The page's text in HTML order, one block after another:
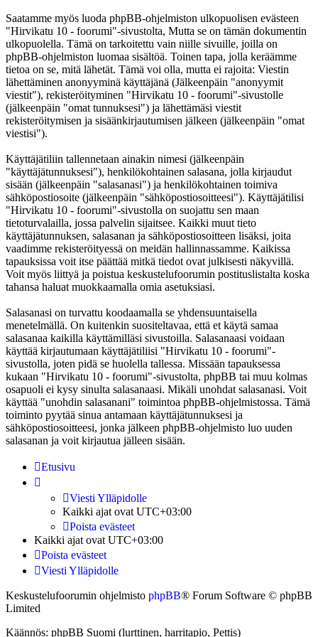
Saatamme myös luoda phpBB-ohjelmiston ulkopuolisen evästeen
"Hirvikatu 10 - foorumi"-sivustolta, Mutta se on tämän dokumentin
ulkopuolella. Tämä on tarkoitettu vain niille sivuille, joilla on
phpBB-ohjelmiston luomaa sisältöä. Toinen tapa, jolla keräämme
tietoa on se, mitä lähetät. Tämä voi olla, mutta ei rajoita: Viestin
lähettäminen anonyyminä käyttäjänä (Jälkeenpäin "anonyymit
viestit"), rekisteröityminen "Hirvikatu 10 - foorumi"-sivustolle
(jälkeenpäin "omat tunnuksesi") ja lähettämäsi viestit
rekisteröitymisen ja sisäänkirjautumisen jälkeen (jälkeenpäin "omat
viestisi").
Käyttäjätiliin tallennetaan ainakin nimesi (jälkeenpäin
"käyttäjätunnuksesi"), henkilökohtainen salasana, jolla kirjaudut
sisään (jälkeenpäin "salasanasi") ja henkilökohtainen toimiva
sähköpostiosoite (jälkeenpäin "sähköpostiosoitteesi"). Käyttäjätilisi
"Hirvikatu 10 - foorumi"-sivustolla on suojattu sen maan
tietoturvalailla, jossa palvelin sijaitsee. Kaikki muut tieto
käyttäjätunnuksen, salasanan ja sähköpostiosoitteen lisäksi, joita
vaadimme rekisteröityessä on meidän hallinnassamme. Kaikissa
tapauksissa voit itse päättää mitkä tiedot ovat julkisesti näkyvillä.
Voit myös liittyä ja poistua keskustelufoorumin postituslistalta koska
tahansa haluat muokkaamalla omia asetuksiasi.
Salasanasi on turvattu koodaamalla se yhdensuuntaisella
menetelmällä. On kuitenkin suositeltavaa, että et käytä samaa
salasanaa kaikilla käyttämilläsi sivustoilla. Salasanaasi voidaan
käyttää kirjautumaan käyttäjätiliisi "Hirvikatu 10 - foorumi"-
sivustolla, joten pidä se huolella tallessa. Missään tapauksessa
kukaan "Hirvikatu 10 - foorumi"-sivustolta, phpBB tai muu kolmas
osapuoli ei kysy sinulta salasanaasi. Mikäli unohdat salasanasi. Voit
käyttää "unohdin salasanani" toimintoa phpBB-ohjelmistossa. Tämä
toiminto pyytää sinua antamaan käyttäjätunnuksesi ja
sähköpostiosoitteesi, jonka jälkeen phpBB-ohjelmisto luo uuden
salasanan ja voit kirjautua jälleen sisään.
Etusivu
Viesti Ylläpidolle
Kaikki ajat ovat UTC+03:00
Poista evästeet
Kaikki ajat ovat UTC+03:00
Poista evästeet
Viesti Ylläpidolle
Keskustelufoorumin ohjelmisto phpBB® Forum Software © phpBB
Limited
Käännös: phpBB Suomi (lurttinen, harritapio, Pettis)